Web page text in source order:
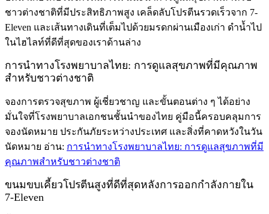
ชาวต่างชาติที่มีประสิทธิภาพสูง เคล็ดลับโปรตีนรวดเร็วจาก 7-
Eleven และเส้นทางเดินที่เต็มไปด้วยมรดกผ่านเมืองเก่า ดำน้ำไป
ในไฮไลท์ที่ดีที่สุดของเราด้านล่าง
การนำทางโรงพยาบาลไทย: การดูแลสุขภาพที่มีคุณภาพ
สำหรับชาวต่างชาติ
จองการตรวจสุขภาพ ผู้เชี่ยวชาญ และขั้นตอนต่าง ๆ ได้อย่าง
มั่นใจที่โรงพยาบาลเอกชนชั้นนำของไทย คู่มือนี้ครอบคลุมการ
จองนัดหมาย ประกันภัยระหว่างประเทศ และสิ่งที่คาดหวังในวัน
นัดหมาย อ่าน: การนำทางโรงพยาบาลไทย: การดูแลสุขภาพที่มี
คุณภาพสำหรับชาวต่างชาติ
ขนมขบเคี้ยวโปรตีนสูงที่ดีที่สุดหลังการออกกำลังกายใน
7-Eleven